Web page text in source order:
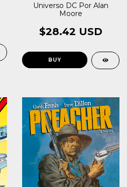
Universo DC Por Alan
Moore
$28.42 USD